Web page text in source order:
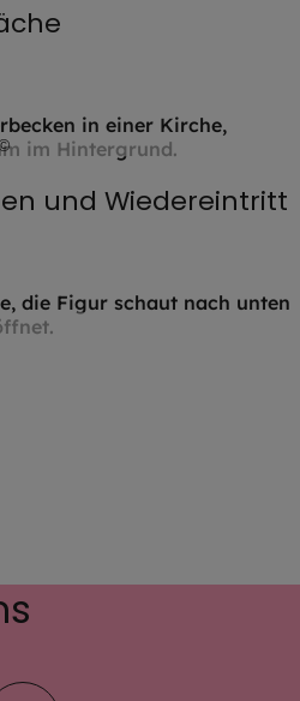
Hendrik Steffens / EOM
und Wiedereintritt
unsplash (Jon Tyson)